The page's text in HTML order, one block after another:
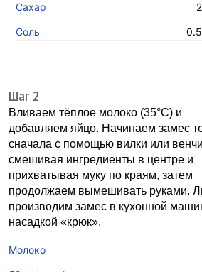
Сахар
Соль
Шаг 2
Вливаем тёплое молоко (35°С) и
добавляем яйцо. Начинаем замес
сначала с помощью вилки или
смешивая ингредиенты в центре и
прихватывая муку по краям, затем
продолжаем вымешивать руками.
производим замес в кухонной
насадкой «крюк».
Молоко